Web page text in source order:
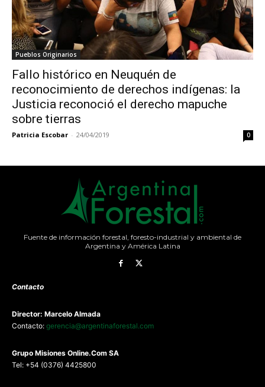
Pueblos Originarios
Fallo histórico en Neuquén de
reconocimiento de derechos indígenas: la
Justicia reconoció el derecho mapuche
sobre tierras
Patricia Escobar - 24/04/2019 0
Fuente de información forestal, foresto-industrial y ambiental de
Argentina y América Latina
Contacto
Director: Marcelo Almada
Contacto: gerencia@argentinaforestal.com
Grupo Misiones Online.Com SA
Tel: +54 (0376) 4425800